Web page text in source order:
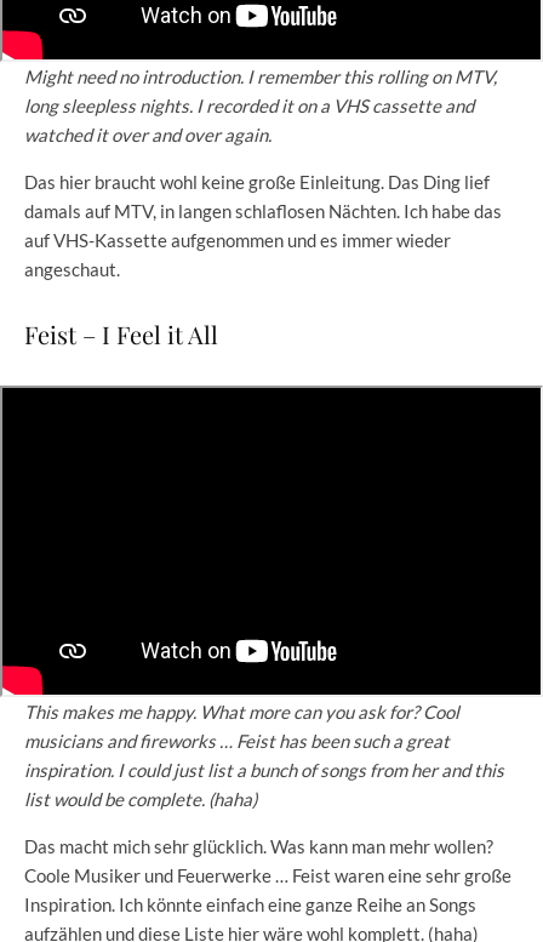
Might need no introduction. I remember this rolling on MTV,
long sleepless nights. I recorded it on a VHS cassette and
watched it over and over again.
Das hier braucht wohl keine große Einleitung. Das Ding lief
damals auf MTV, in langen schlaflosen Nächten. Ich habe das
auf VHS-Kassette aufgenommen und es immer wieder
angeschaut.
Feist – I Feel it All
This makes me happy. What more can you ask for? Cool
musicians and fireworks … Feist has been such a great
inspiration. I could just list a bunch of songs from her and this
list would be complete. (haha)
Das macht mich sehr glücklich. Was kann man mehr wollen?
Coole Musiker und Feuerwerke … Feist waren eine sehr große
Inspiration. Ich könnte einfach eine ganze Reihe an Songs
aufzählen und diese Liste hier wäre wohl komplett. (haha)